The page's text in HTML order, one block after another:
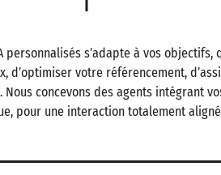
s’adapte à vos objectifs,
d’optimiser votre référencement,
concevons des agents intégrant
pour une interaction totalement